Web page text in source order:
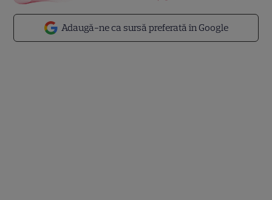
Adaugă-ne ca sursă preferată în Google